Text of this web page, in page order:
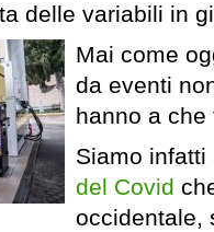
delle variabili in
Mai come
da eventi
hanno a che
Siamo infatti
del Covid
occidentale,